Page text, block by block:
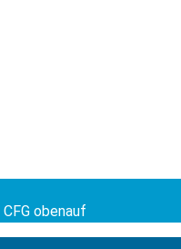
CFG obenauf